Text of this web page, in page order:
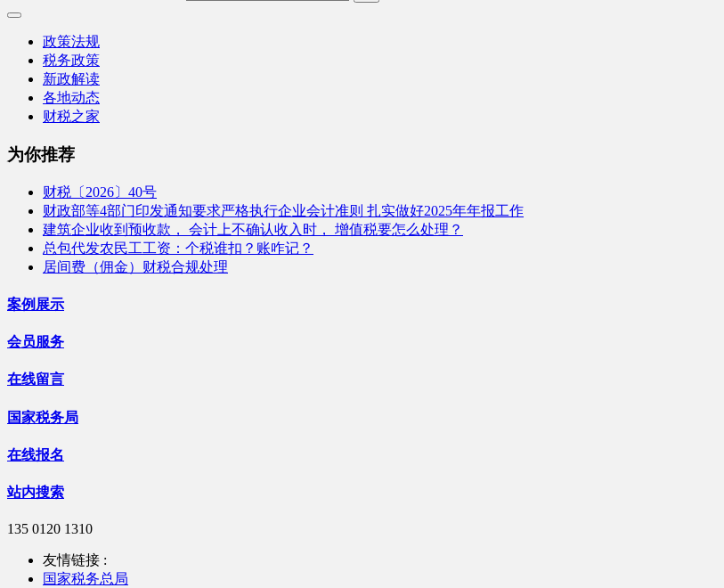
政策法规
税务政策
新政解读
各地动态
财税之家
为你推荐
财税〔2026〕40号
财政部等4部门印发通知要求严格执行企业会计准则 扎实做好2025年年报工作
建筑企业收到预收款， 会计上不确认收入时， 增值税要怎么处理？
总包代发农民工工资：个税谁扣？账咋记？
居间费（佣金）财税合规处理
案例展示
会员服务
在线留言
国家税务局
在线报名
站内搜索
135 0120 1310
友情链接 :
国家税务总局